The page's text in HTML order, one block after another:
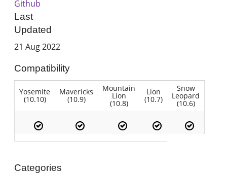
Github
Last
Updated
21 Aug 2022
Compatibility
Yosemite
(10.10)
Mavericks
(10.9)
Mountain
Lion
(10.8)
Lion
(10.7)
Snow
Leopard
(10.6)
Categories